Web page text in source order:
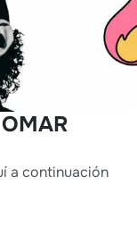
a continuación